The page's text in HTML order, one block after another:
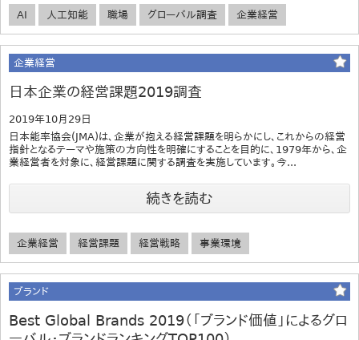
AI 人工知能 職場 グローバル調査 企業経営
企業経営
日本企業の経営課題2019調査
2019年10月29日
日本能率協会(JMA)は、企業が抱える経営課題を明らかにし、これからの経営
指針となるテーマや施策の方向性を明確にすることを目的に、1979年から、企
業経営者を対象に、経営課題に関する調査を実施しています。今...
続きを読む
企業経営 経営課題 経営戦略 事業環境
ブランド
Best Global Brands 2019（「ブランド価値」によるグロ